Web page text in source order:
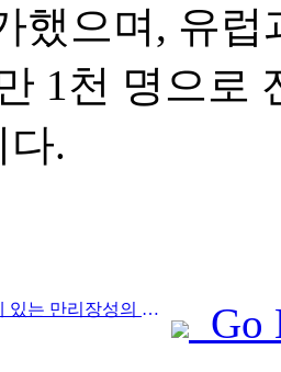
했으며, 유
1천 명으로
다.
Prev:베이징 핑구구에 있는 만리장성의 장쥔관 구간은 이르면 2026년 말에 일반에 개방될 예정이다.
Go